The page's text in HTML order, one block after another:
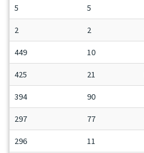
5 5
2 2
449 10
425 21
394 90
297 77
296 11